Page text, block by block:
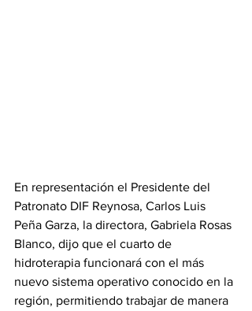
En representación el Presidente del
Patronato DIF Reynosa, Carlos Luis
Peña Garza, la directora, Gabriela Rosas
Blanco, dijo que el cuarto de
hidroterapia funcionará con el más
nuevo sistema operativo conocido en la
región, permitiendo trabajar de manera